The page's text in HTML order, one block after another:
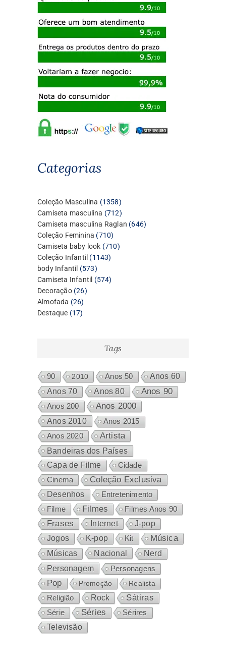
Categorias
Coleção Masculina 13581358
produtos
Camiseta masculina 712712
produtos
Camiseta masculina Raglan 646646
Coleção Feminina 710710
produtos
Camiseta baby look 710710
Coleção Infantil 11431143
body Infantil 573573
produtos
Camiseta Infantil 574574
Decoração 2626
Almofada 2626
produtos
Destaque 1717
Tags
90 2010 Anos 50
Anos 60
Anos 70
Anos 80 Anos 90
Anos 200 Anos 2000
Anos 2010 Anos 2015
Anos 2020 Artista
Bandeiras dos Países
Capa de Filme
Cidade
Cinema
Coleção Exclusiva
Desenhos
Entretenimento
Filme
Filmes Filmes Anos 90
Frases Internet
J-pop
Jogos
K-pop Kit Música
Músicas Nacional Nerd
Personagem Personagens
Pop Promoção
Realista
Religião
Rock Sátiras
Série Séries
Sérires
Televisão